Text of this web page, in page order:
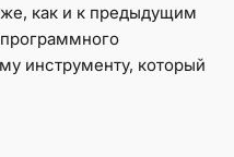
как и к предыдущим
инструменту, который